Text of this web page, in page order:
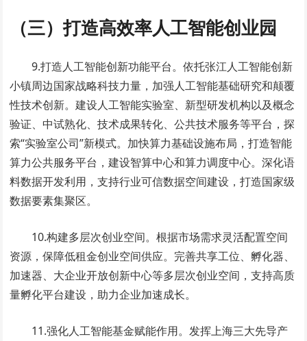
（三）打造高效率人工智能创业园
9.打造人工智能创新功能平台。依托张江人工智能创新
小镇周边国家战略科技力量，加强人工智能基础研究和颠覆
性技术创新。建设人工智能实验室、新型研发机构以及概念
验证、中试熟化、技术成果转化、公共技术服务等平台，探
索“实验室公司”新模式。加快算力基础设施布局，打造智能
算力公共服务平台，建设智算中心和算力调度中心。深化语
料数据开发利用，支持行业可信数据空间建设，打造国家级
数据要素集聚区。
10.构建多层次创业空间。根据市场需求灵活配置空间
资源，保障低租金创业空间供应。完善共享工位、孵化器、
加速器、大企业开放创新中心等多层次创业空间，支持高质
量孵化平台建设，助力企业加速成长。
11.强化人工智能基金赋能作用。发挥上海三大先导产